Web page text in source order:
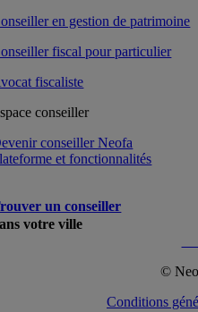
en gestion de patrimoine
fiscal pour particulier
fiscaliste
conseiller
conseiller Neofa
et fonctionnalités
un conseiller
votre ville
©
Conditions